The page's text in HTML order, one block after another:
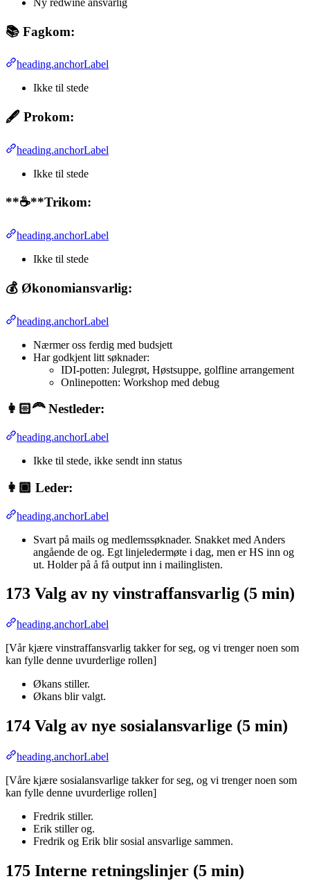
📚 Fagkom:
heading.anchorLabel
Ikke til stede
🖋️ Prokom:
heading.anchorLabel
Ikke til stede
**☕**Trikom:
heading.anchorLabel
Ikke til stede
💰 Økonomiansvarlig:
heading.anchorLabel
Nærmer oss ferdig med budsjett
Har godkjent litt søknader:
IDI-potten: Julegrøt, Høstsuppe, golfline arrangement
Onlinepotten: Workshop med debug
👩🏻‍🦰 Nestleder:
heading.anchorLabel
Ikke til stede, ikke sendt inn status
👩🏾 Leder:
heading.anchorLabel
Svart på mails og medlemssøknader. Snakket med Anders
angående de og. Egt linjeledermøte i dag, men er HS inn og
ut. Holder på å få output inn i mailinglisten.
173 Valg av ny vinstraffansvarlig (5 min)
heading.anchorLabel
[Vår kjære vinstraffansvarlig takker for seg, og vi trenger noen som
kan fylle denne uvurderlige rollen]
Økans stiller.
Økans blir valgt.
174 Valg av nye sosialansvarlige (5 min)
heading.anchorLabel
[Våre kjære sosialansvarlige takker for seg, og vi trenger noen som
kan fylle denne uvurderlige rollen]
Fredrik stiller.
Erik stiller og.
Fredrik og Erik blir sosial ansvarlige sammen.
175 Interne retningslinjer (5 min)